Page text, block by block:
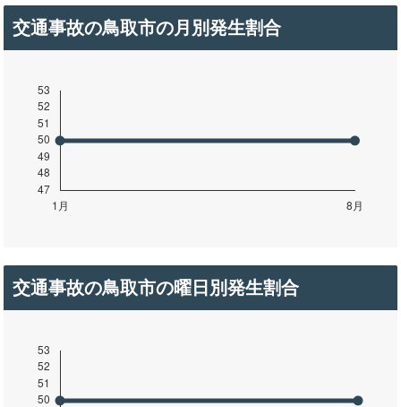
交通事故の鳥取市の月別発生割合
交通事故の鳥取市の曜日別発生割合